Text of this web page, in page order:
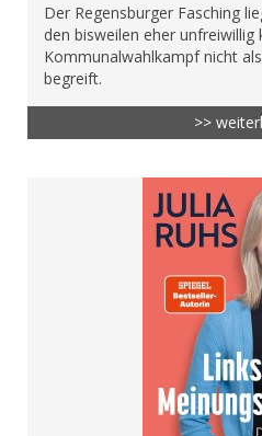
Der Regensburger Fasching
den bisweilen eher unfreiwillig
Kommunalwahlkampf nicht
begreift.
>>